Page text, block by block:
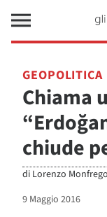
GEOPOLITICA
Chiama
chiude
di Lorenzo
9 Maggio 2016